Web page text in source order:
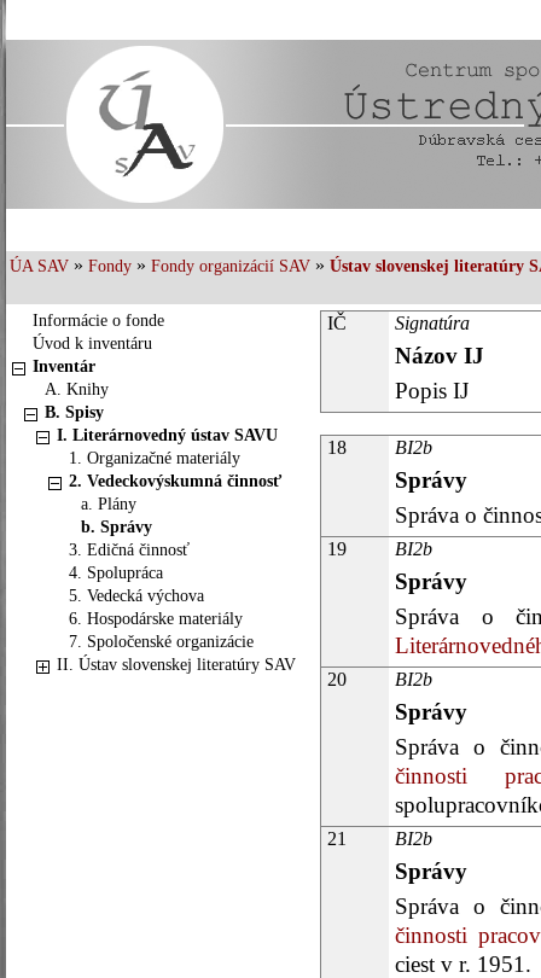
ÚA SAV » Fondy » Fondy organizácií SAV » Ústav slovenskej literatúry
Informácie o fonde
Úvod k inventáru
Inventár
A. Knihy
B. Spisy
I. Literárnovedný ústav SAVU
1. Organizačné materiály
2. Vedeckovýskumná činnosť
a. Plány
b. Správy
3. Edičná činnosť
4. Spolupráca
5. Vedecká výchova
6. Hospodárske materiály
7. Spoločenské organizácie
II. Ústav slovenskej literatúry SAV
IČ Signatúra
Názov IJ
Popis IJ
18 BI2b
Správy
Správa o
19 BI2b
Správy
Správa o
20 BI2b
Správy
Správa o
činnosti
21 BI2b
Správy
Správa o
činnosti
ciest v r. 1951.